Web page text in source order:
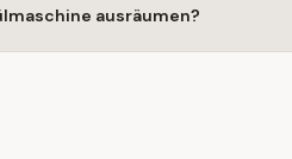
ausräumen?